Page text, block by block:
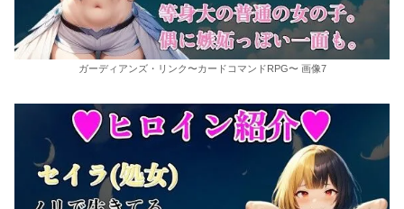
ガーディアンズ・リンク〜カードコマンドRPG〜 画像7